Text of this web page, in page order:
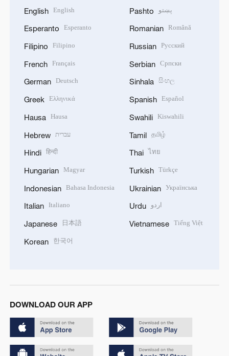
English English
Esperanto Esperanto
Filipino Filipino
French Français
German Deutsch
Greek Ελληνικά
Hausa Hausa
Hebrew עברית
Hindi हिन्दी
Hungarian Magyar
Indonesian Bahasa Indonesia
Italian Italiano
Japanese 日本語
Korean 한국어
Pashto پښتو
Romanian Română
Russian Русский
Serbian Српски
Sinhala සිංහල
Spanish Español
Swahili Kiswahili
Tamil தமிழ்
Thai ไทย
Turkish Türkçe
Ukrainian Українська
Urdu اردو
Vietnamese Tiếng Việt
DOWNLOAD OUR APP